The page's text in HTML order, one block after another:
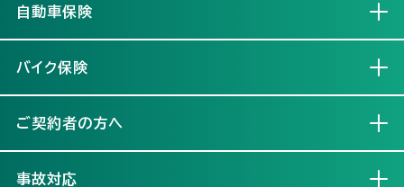
自動車保険
バイク保険
ご契約者の方へ
事故対応